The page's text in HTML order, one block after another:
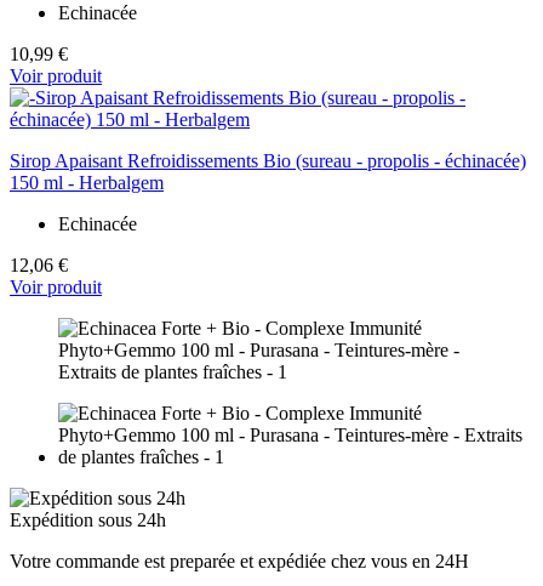
Echinacée
10,99 €
Voir produit
Sirop Apaisant Refroidissements Bio (sureau - propolis - échinacée)
150 ml - Herbalgem
Echinacée
12,06 €
Voir produit
Expédition sous 24h
Votre commande est preparée et expédiée chez vous en 24H